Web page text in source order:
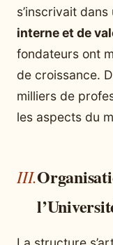
s’inscrivait
interne et de
fondateurs ont
de croissance.
milliers de
les aspects du